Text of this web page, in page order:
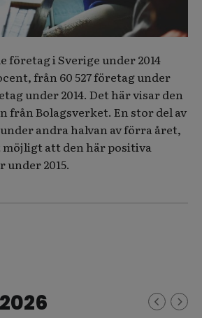
företag i Sverige under 2014
från 60 527 företag under
under 2014. Det här visar den
från Bolagsverket. En stor del av
andra halvan av förra året,
möjligt att den här positiva
2015.